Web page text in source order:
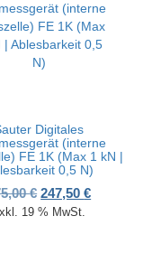
275,00 €
247,50 €.
Digitales
(interne
FE 1K (Max 1 kN |
0,5 N)
€ Ursprünglicher
247,50€
19 % MwSt.